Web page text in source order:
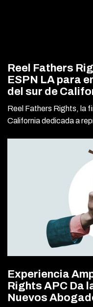
Reel Fathers
ESPN LA para
del sur de
Reel Fathers Rights, la
California dedicada a
Experiencia
Rights APC Da
Nuevos